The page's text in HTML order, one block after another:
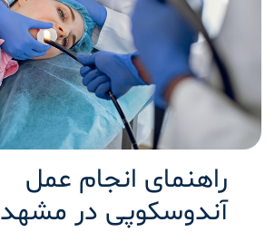
راهنمای انجام عمل
آندوسکوپی در مشهد